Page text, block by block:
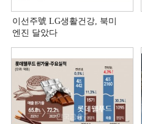
이선주號 LG생활건강, 북미
엔진 달았다